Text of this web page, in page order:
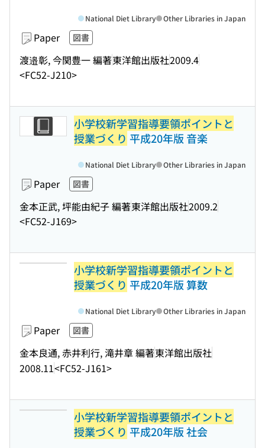
Paper 図書
渡邉彰, 今関豊一 編著東洋館出版社2009.4
<FC52-J210>
National Diet Library Other Libraries in Japan
小学校新学習指導要領ポイントと
授業づくり 平成20年版 音楽
Paper 図書
金本正武, 坪能由紀子 編著東洋館出版社2009.2
<FC52-J169>
National Diet Library Other Libraries in Japan
小学校新学習指導要領ポイントと
授業づくり 平成20年版 算数
Paper 図書
金本良通, 赤井利行, 滝井章 編著東洋館出版社
2008.11<FC52-J161>
National Diet Library Other Libraries in Japan
小学校新学習指導要領ポイントと
授業づくり 平成20年版 社会